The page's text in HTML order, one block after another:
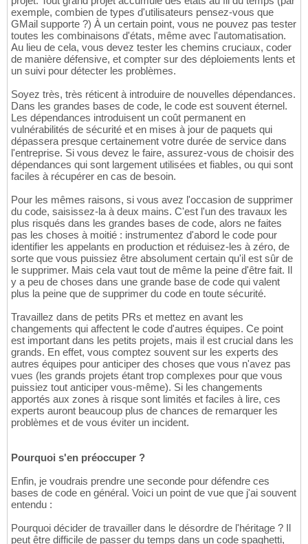
exemple, combien de types d'utilisateurs pensez-vous que
GMail supporte ?) À un certain point, vous ne pouvez pas tester
toutes les combinaisons d'états, même avec l'automatisation.
Au lieu de cela, vous devez tester les chemins cruciaux, coder
de manière défensive, et compter sur des déploiements lents et
un suivi pour détecter les problèmes.
Soyez très, très réticent à introduire de nouvelles dépendances.
Dans les grandes bases de code, le code est souvent éternel.
Les dépendances introduisent un coût permanent en
vulnérabilités de sécurité et en mises à jour de paquets qui
dépassera presque certainement votre durée de service dans
l'entreprise. Si vous devez le faire, assurez-vous de choisir des
dépendances qui sont largement utilisées et fiables, ou qui sont
faciles à récupérer en cas de besoin.
Pour les mêmes raisons, si vous avez l'occasion de supprimer
du code, saisissez-la à deux mains. C'est l'un des travaux les
plus risqués dans les grandes bases de code, alors ne faites
pas les choses à moitié : instrumentez d'abord le code pour
identifier les appelants en production et réduisez-les à zéro, de
sorte que vous puissiez être absolument certain qu'il est sûr de
le supprimer. Mais cela vaut tout de même la peine d'être fait. Il
y a peu de choses dans une grande base de code qui valent
plus la peine que de supprimer du code en toute sécurité.
Travaillez dans de petits PRs et mettez en avant les
changements qui affectent le code d'autres équipes. Ce point
est important dans les petits projets, mais il est crucial dans les
grands. En effet, vous comptez souvent sur les experts des
autres équipes pour anticiper des choses que vous n'avez pas
vues (les grands projets étant trop complexes pour que vous
puissiez tout anticiper vous-même). Si les changements
apportés aux zones à risque sont limités et faciles à lire, ces
experts auront beaucoup plus de chances de remarquer les
problèmes et de vous éviter un incident.
Pourquoi s'en préoccuper ?
Enfin, je voudrais prendre une seconde pour défendre ces
bases de code en général. Voici un point de vue que j'ai souvent
entendu :
Pourquoi décider de travailler dans le désordre de l'héritage ? Il
peut être difficile de passer du temps dans un code spaghetti,